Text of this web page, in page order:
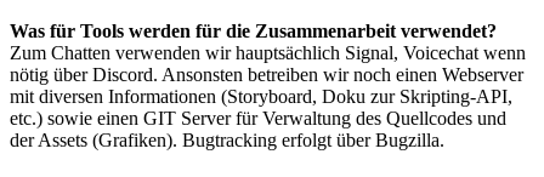
Was für Tools werden für die Zusammenarbeit verwendet?
Zum Chatten verwenden wir hauptsächlich Signal, Voicechat wenn
nötig über Discord. Ansonsten betreiben wir noch einen Webserver
mit diversen Informationen (Storyboard, Doku zur Skripting-API,
etc.) sowie einen GIT Server für Verwaltung des Quellcodes und
der Assets (Grafiken). Bugtracking erfolgt über Bugzilla.